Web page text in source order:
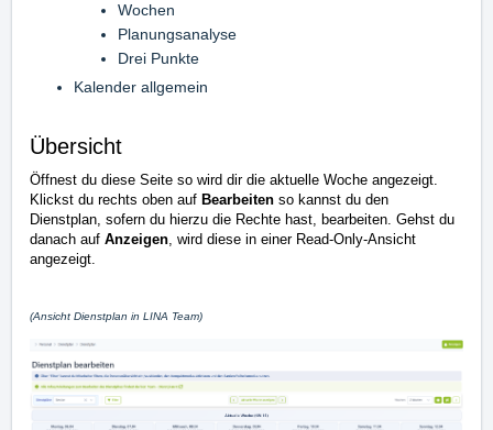
Wochen
Planungsanalyse
Drei Punkte
Kalender allgemein
Übersicht
Öffnest du diese Seite so wird dir die aktuelle Woche angezeigt.
Klickst du rechts oben auf Bearbeiten so kannst du den
Dienstplan, sofern du hierzu die Rechte hast, bearbeiten. Gehst du
danach auf Anzeigen, wird diese in einer Read-Only-Ansicht
angezeigt.
(Ansicht Dienstplan in LINA Team)